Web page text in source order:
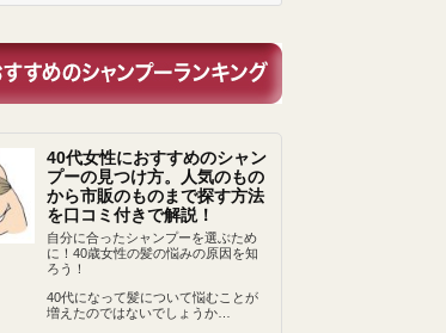
40代女性におすすめのシャン
プーの見つけ方。人気のもの
から市販のものまで探す方法
を口コミ付きで解説！
自分に合ったシャンプーを選ぶため
に！40歳女性の髪の悩みの原因を知
ろう！
40代になって髪について悩むことが
増えたのではないでしょうか…